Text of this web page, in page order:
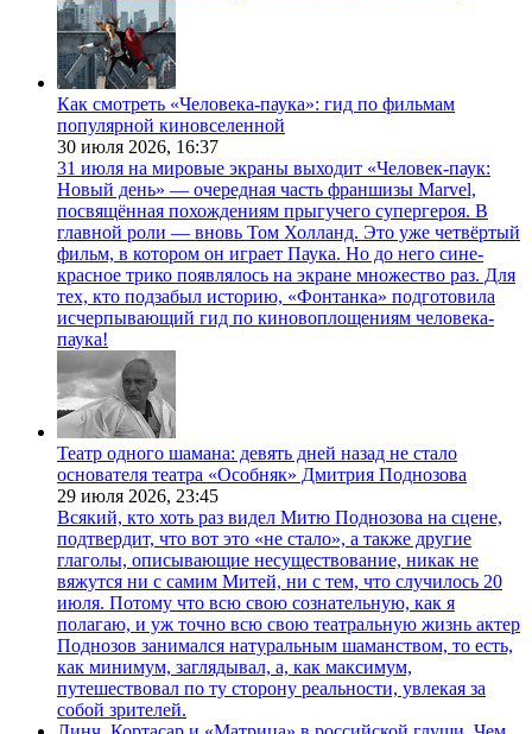
Как смотреть «Человека-паука»: гид по фильмам
популярной киновселенной
30 июля 2026, 16:37
31 июля на мировые экраны выходит «Человек-паук:
Новый день» — очередная часть франшизы Marvel,
посвящённая похождениям прыгучего супергероя. В
главной роли — вновь Том Холланд. Это уже четвёртый
фильм, в котором он играет Паука. Но до него сине-
красное трико появлялось на экране множество раз. Для
тех, кто подзабыл историю, «Фонтанка» подготовила
исчерпывающий гид по киновоплощениям человека-
паука!
Театр одного шамана: девять дней назад не стало
основателя театра «Особняк» Дмитрия Поднозова
29 июля 2026, 23:45
Всякий, кто хоть раз видел Митю Поднозова на сцене,
подтвердит, что вот это «не стало», а также другие
глаголы, описывающие несуществование, никак не
вяжутся ни с самим Митей, ни с тем, что случилось 20
июля. Потому что всю свою сознательную, как я
полагаю, и уж точно всю свою театральную жизнь актер
Поднозов занимался натуральным шаманством, то есть,
как минимум, заглядывал, а, как максимум,
путешествовал по ту сторону реальности, увлекая за
собой зрителей.